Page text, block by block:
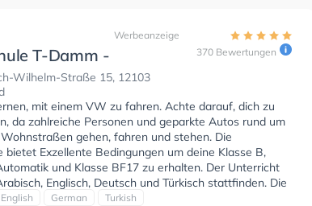
T-Damm -
Schöneberg
Wilhelm-Straße 15, 12103
Werbeanzeige
370 Bewertungen
mit einem VW zu fahren. Achte darauf, dich zu
da zahlreiche Personen und geparkte Autos rund um
gehen, fahren und stehen. Die
bietet Exzellente Bedingungen um deine Klasse B,
und Klasse BF17 zu erhalten. Der Unterricht
Englisch, Deutsch und Türkisch stattfinden. Die
Kurs in der Schule. Letzte Bewertung: "T-Damm
English German Turkish